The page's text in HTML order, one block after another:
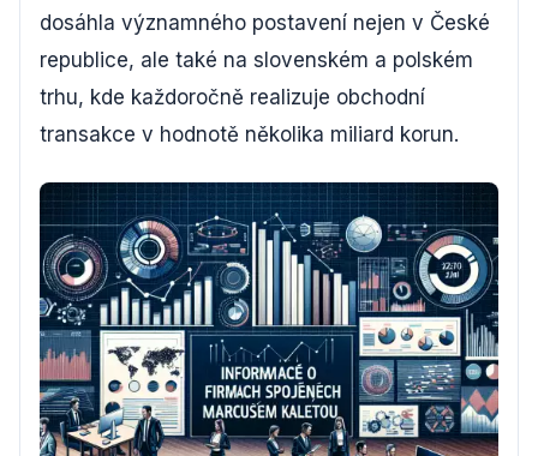
dosáhla významného postavení nejen v České
republice, ale také na slovenském a polském
trhu, kde každoročně realizuje obchodní
transakce v hodnotě několika miliard korun.